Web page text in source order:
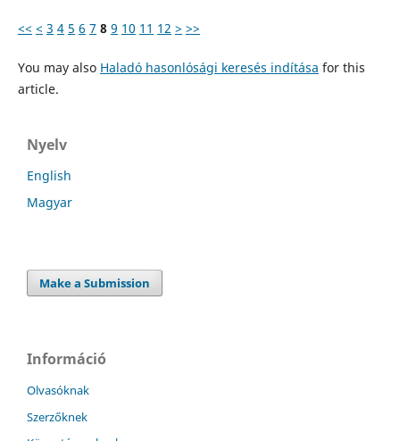
<< < 3 4 5 6 7 8 9 10 11 12 > >>
You may also Haladó hasonlósági keresés indítása for this
article.
Nyelv
English
Magyar
Make a Submission
Információ
Olvasóknak
Szerzőknek